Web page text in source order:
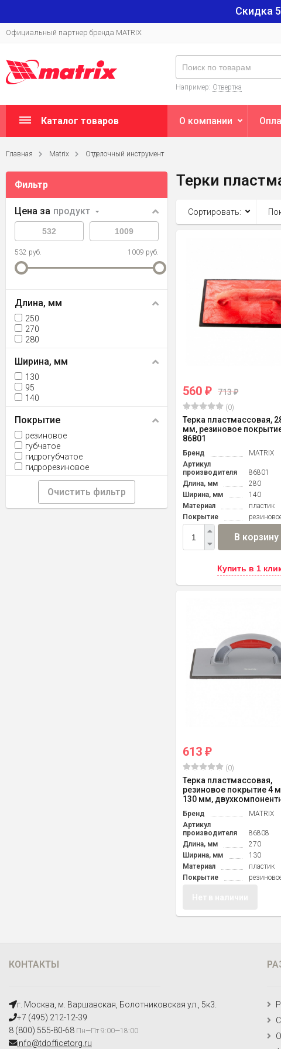
Скидка
Официальный партнер бренда MATRIX
Например: Отвертка
Каталог товаров О компании
Главная Matrix Отделочный инструмент
Фильтр
Цена за продукт
532 руб. 1009 руб.
Длина, мм
250
270
280
Ширина, мм
130
95
140
Покрытие
резиновое
губчатое
гидрогубчатое
гидрорезиновое
Очистить фильтр
Терки
Сортировать:
560₽ 713₽
(0)
Терка пластмассовая,
мм, резиновое
86801
Бренд
MATRIX
Артикул
производителя
86801
Длина, мм
280
Ширина, мм
140
Материал
пластик
Покрытие
В корзину
Купить в 1
613₽
(0)
Терка пластмассовая,
резиновое покрытие 4
130 мм,
Бренд
MATRIX
Артикул
производителя
86808
Длина, мм
270
Ширина, мм
130
Материал
пластик
Покрытие
КОНТАКТЫ
г. Москва, м. Варшавская, Болотниковская ул., 5к3.
+7 (495) 212-12-39
8 (800) 555-80-68 Пн—Пт 9:00—18:00
info@tdofficetorg.ru